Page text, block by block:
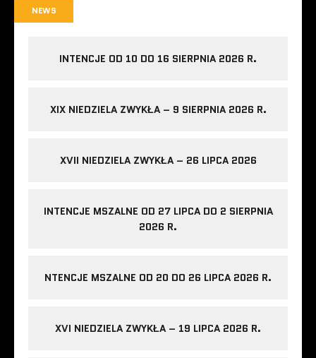
NEWS
INTENCJE OD 10 DO 16 SIERPNIA 2026 R.
XIX NIEDZIELA ZWYKŁA – 9 SIERPNIA 2026 R.
XVII NIEDZIELA ZWYKŁA – 26 LIPCA 2026
INTENCJE MSZALNE OD 27 LIPCA DO 2 SIERPNIA
2026 R.
NTENCJE MSZALNE OD 20 DO 26 LIPCA 2026 R.
XVI NIEDZIELA ZWYKŁA – 19 LIPCA 2026 R.